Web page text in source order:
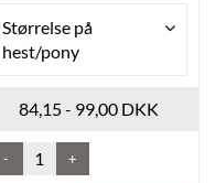
Størrelse på
hest/pony
84,15 - 99,00 DKK
- +